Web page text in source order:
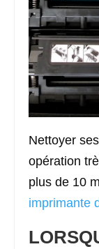
Nettoyer
opération
plus de 10
imprimante